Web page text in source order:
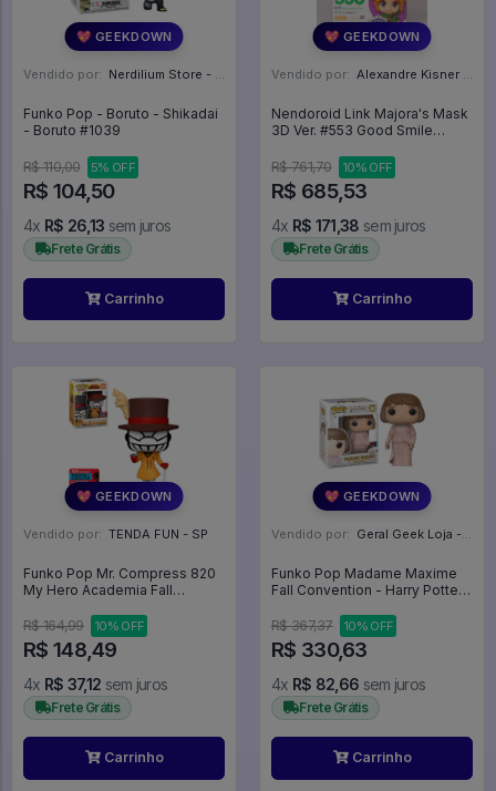
💖 GEEKDOWN
Vendido por: Nerdilium Store - SP
Funko Pop - Boruto - Shikadai
- Boruto #1039
R$ 110,00 5% OFF
R$ 104,50
4x R$ 26,13 sem juros
Frete Grátis
Carrinho
💖 GEEKDOWN
Vendido por: Alexandre Kisner - PR
Nendoroid Link Majora's Mask
3D Ver. #553 Good Smile
Zelda: Majora's Mask 3D
R$ 761,70 10% OFF
R$ 685,53
4x R$ 171,38 sem juros
Frete Grátis
Carrinho
💖 GEEKDOWN
Vendido por: TENDA FUN - SP
Funko Pop Mr. Compress 820
My Hero Academia Fall
Exclusivo - My Hero Academy
- #820 - Funko Pop - #820 -
FUNKO POP #820
R$ 164,99 10% OFF
R$ 148,49
4x R$ 37,12 sem juros
Frete Grátis
Carrinho
💖 GEEKDOWN
Vendido por: Geral Geek Loja - SP
Funko Pop Madame Maxime
Fall Convention - Harry Potter
R$ 367,37
10% OFF
R$ 330,63
4x R$ 82,66 sem juros
Frete Grátis
Carrinho